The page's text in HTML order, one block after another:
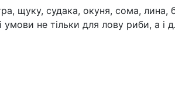
щуку, судака, окуня, сома, лина,
не тільки для лову риби, а і